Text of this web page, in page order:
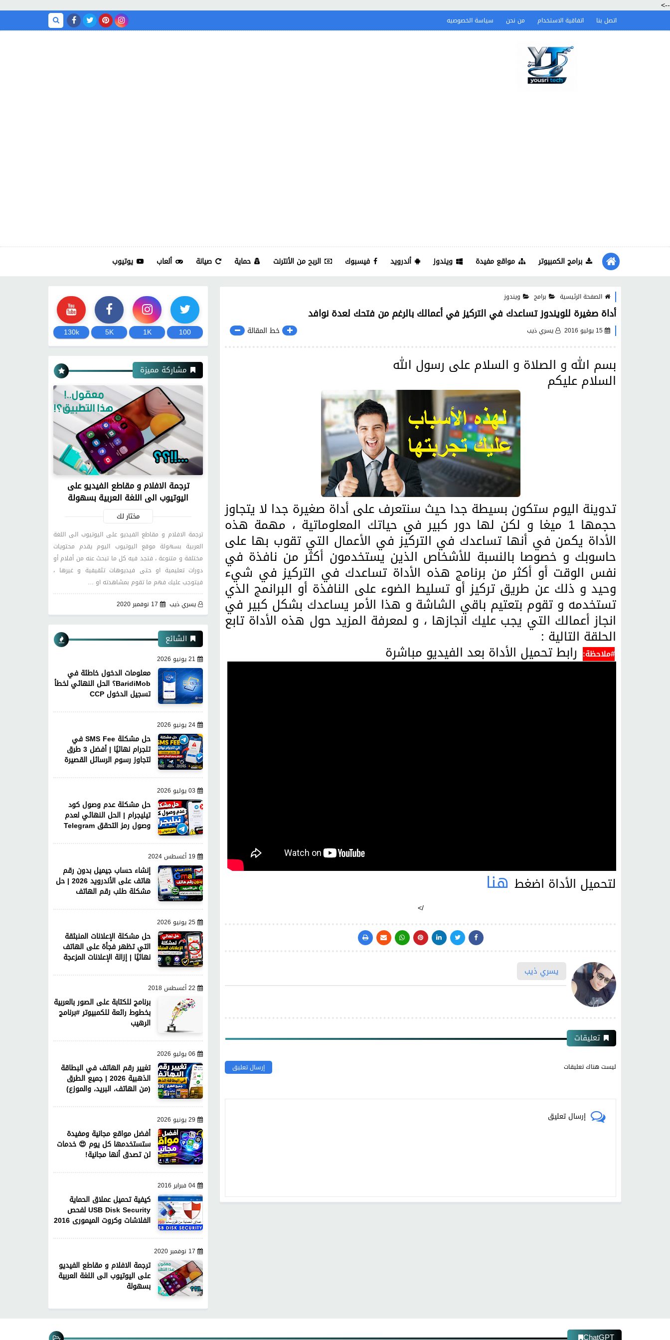
-->
اتصل بنا اتفاقية الاستخدام من نحن سياسة الخصوصيه
برامج الكمبيوتر مواقع مفيدة ويندوز أندرويد فيسبوك الربح من الأنترنت حماية صيانة ألعاب يوتيوب
الصفحة الرئيسية برامج ويندوز
أداة صغيرة للويندوز تساعدك في التركيز في أعمالك بالرغم من فتحك لعدة نوافد
15 يوليو 2016 يسري ذيب خط المقالة
بسم الله و الصلاة و السلام على رسول الله
السلام عليكم
تدوينة اليوم ستكون بسيطة جدا حيث سنتعرف على أداة صغيرة جدا لا يتجاوز
حجمها 1 ميغا و لكن لها دور كبير في حياتك المعلوماتية ، مهمة هذه
الأداة يكمن في أنها تساعدك في التركيز في الأعمال التي تقوب بها على
حاسوبك و خصوصا بالنسبة للأشخاص الذين يستخدمون أكثر من نافذة في
نفس الوقت أو أكثر من برنامج هذه الأداة تساعدك في التركيز في شيء
وحيد و ذلك عن طريق تركيز أو تسليط الضوء على النافذة أو البرانمج الذي
تستخدمه و تقوم بتعتيم باقي الشاشة و هذا الأمر يساعدك بشكل كبير في
انجاز أعمالك التي يجب عليك انجازها ، و لمعرفة المزيد حول هذه الأداة تابع
الحلقة التالية :
#ملاحظة: رابط تحميل الأداة بعد الفيديو مباشرة
لتحميل الأداة اضغط هنا
/>
يسري ذيب
تعليقات
ليست هناك تعليقات إرسال تعليق
إرسال تعليق
100
1K
5K
130k
مشاركة مميزة
ترجمة الافلام و مقاطع الفيديو على
اليوتيوب الى اللغة العربية بسهولة
مختار لك
ترجمة الافلام و مقاطع الفيديو على اليوتيوب الى اللغة
العربية بسهولة موقع اليوتيوب اليوم يقدم محتويات
مختلفة و متنوعة ، فتجد فيه كل ما تبحث عنه من أفلام أو
دورات تعليمية او حتى فيديوهات تثقيفية و غيرها ،
فيتوجب عليك فهم ما تقوم بمشاهدته او …
يسري ذيب
17 نوفمبر 2020
الشائع
21 يونيو 2026
معلومات الدخول خاطئة في
BaridiMob؟ الحل النهائي لخطأ
تسجيل الدخول CCP
24 يونيو 2026
حل مشكلة SMS Fee في
تلجرام نهائيًا | أفضل 3 طرق
لتجاوز رسوم الرسائل القصيرة
03 يوليو 2026
حل مشكلة عدم وصول كود
تيليجرام | الحل النهائي لعدم
وصول رمز التحقق Telegram
19 أغسطس 2024
إنشاء حساب جيميل بدون رقم
هاتف على الأندرويد 2026 | حل
مشكلة طلب رقم الهاتف
25 يونيو 2026
حل مشكلة الإعلانات المنبثقة
التي تظهر فجأة على الهاتف
نهائيًا | إزالة الإعلانات المزعجة
22 أغسطس 2018
برنامج للكتابة على الصور بالعربية
بخطوط رائعة للكمبيوتر #برنامج
الرهيب
06 يوليو 2026
تغيير رقم الهاتف في البطاقة
الذهبية 2026 | جميع الطرق
(من الهاتف، البريد، والموزع)
29 يونيو 2026
أفضل مواقع مجانية ومفيدة
ستستخدمها كل يوم 😍 خدمات
لن تصدق أنها مجانية!
04 فبراير 2016
كيفية تحميل عملاق الحماية
USB Disk Security لفحص
الفلاشات وكروت الميمورى 2016
17 نوفمبر 2020
ترجمة الافلام و مقاطع الفيديو
على اليوتيوب الى اللغة العربية
بسهولة